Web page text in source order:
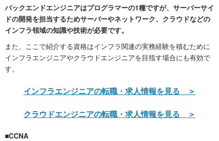
バックエンドエンジニアはプログラマーの1種ですが、サーバーサイ
ドの開発を担当するためサーバーやネットワーク、クラウドなどの
インフラ領域の知識や技術が必要です。
また、ここで紹介する資格はインフラ関連の実務経験を積むために
インフラエンジニアやクラウドエンジニアを目指す場合にも有効で
す。
インフラエンジニアの転職・求人情報を見る ＞
クラウドエンジニアの転職・求人情報を見る ＞
■CCNA